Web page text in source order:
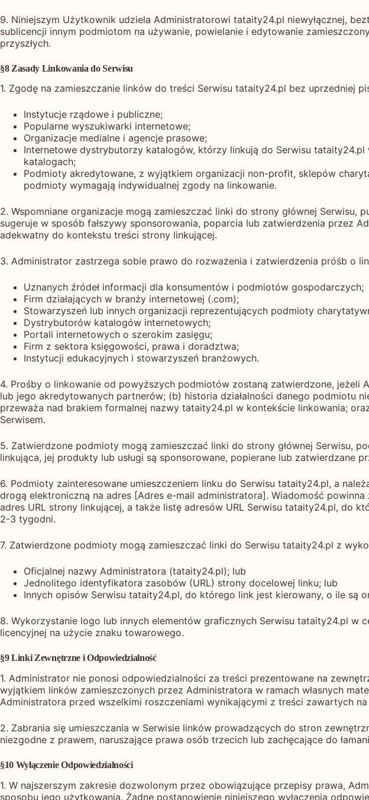
9. Niniejszym Użytkownik udziela Administratorowi tataity24.pl niewyłącznej,
sublicencji innym podmiotom na używanie, powielanie i edytowanie
przyszłych.
§8 Zasady Linkowania do Serwisu
1. Zgodę na zamieszczanie linków do treści Serwisu tataity24.pl bez uprzedniej
Instytucje rządowe i publiczne;
Popularne wyszukiwarki internetowe;
Organizacje medialne i agencje prasowe;
Internetowe dystrybutorzy katalogów, którzy linkują do Serwisu
katalogach;
Podmioty akredytowane, z wyjątkiem organizacji non-profit, sklepów
podmioty wymagają indywidualnej zgody na linkowanie.
2. Wspomniane organizacje mogą zamieszczać linki do strony głównej
sugeruje w sposób fałszywy sponsorowania, poparcia lub zatwierdzenia przez
adekwatny do kontekstu treści strony linkującej.
3. Administrator zastrzega sobie prawo do rozważenia i zatwierdzenia próśb o
Uznanych źródeł informacji dla konsumentów i podmiotów gospodarczych;
Firm działających w branży internetowej (.com);
Stowarzyszeń lub innych organizacji reprezentujących podmioty
Dystrybutorów katalogów internetowych;
Portali internetowych o szerokim zasięgu;
Firm z sektora księgowości, prawa i doradztwa;
Instytucji edukacyjnych i stowarzyszeń branżowych.
4. Prośby o linkowanie od powyższych podmiotów zostaną zatwierdzone, jeżeli
lub jego akredytowanych partnerów; (b) historia działalności danego podmiotu
przeważa nad brakiem formalnej nazwy tataity24.pl w kontekście linkowania;
Serwisem.
5. Zatwierdzone podmioty mogą zamieszczać linki do strony głównej Serwisu,
linkująca, jej produkty lub usługi są sponsorowane, popierane lub
6. Podmioty zainteresowane umieszczeniem linku do Serwisu tataity24.pl, a
drogą elektroniczną na adres [Adres e-mail administratora]. Wiadomość
adres URL strony linkującej, a także listę adresów URL Serwisu tataity24.pl, do
2-3 tygodni.
7. Zatwierdzone podmioty mogą zamieszczać linki do Serwisu tataity24.pl z
Oficjalnej nazwy Administratora (tataity24.pl); lub
Jednolitego identyfikatora zasobów (URL) strony docelowej linku; lub
Innych opisów Serwisu tataity24.pl, do którego link jest kierowany, o ile są
8. Wykorzystanie logo lub innych elementów graficznych Serwisu tataity24.pl
licencyjnej na użycie znaku towarowego.
§9 Linki Zewnętrzne i Odpowiedzialność
1. Administrator nie ponosi odpowiedzialności za treści prezentowane na
wyjątkiem linków zamieszczonych przez Administratora w ramach własnych
Administratora przed wszelkimi roszczeniami wynikającymi z treści zawartych
2. Zabrania się umieszczania w Serwisie linków prowadzących do stron
niezgodne z prawem, naruszające prawa osób trzecich lub zachęcające do
§10 Wyłączenie Odpowiedzialności
1. W najszerszym zakresie dozwolonym przez obowiązujące przepisy prawa,
sposobu jego użytkowania. Żadne postanowienie niniejszego wyłączenia